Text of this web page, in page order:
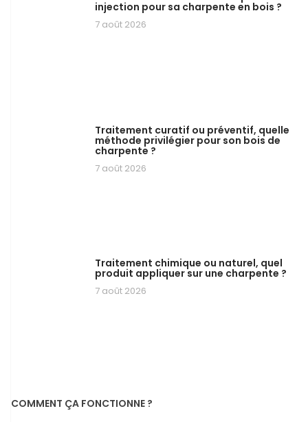
injection pour sa charpente en bois ?
7 août 2026
Traitement curatif ou préventif, quelle
méthode privilégier pour son bois de
charpente ?
7 août 2026
Traitement chimique ou naturel, quel
produit appliquer sur une charpente ?
7 août 2026
COMMENT ÇA FONCTIONNE ?